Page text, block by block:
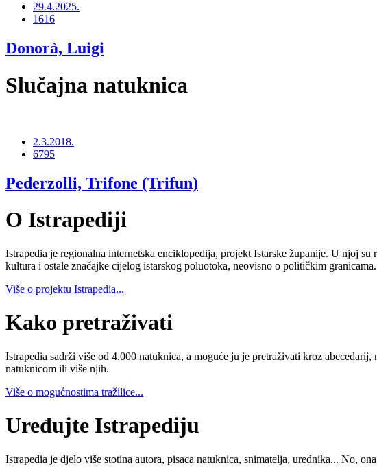
29.4.2025.
1616
Donorà, Luigi
Slučajna natuknica
2.3.2018.
6795
Pederzolli, Trifone (Trifun)
O Istrapediji
Istrapedia je regionalna internetska enciklopedija, projekt Istarske županije. U njoj
kultura i ostale značajke cijelog istarskog poluotoka, neovisno o političkim granicama.
Više o projektu Istrapedia...
Kako pretraživati
Istrapedia sadrži više od 4.000 natuknica, a moguće ju je pretraživati kroz
natuknicom ili više njih.
Više o mogućnostima tražilice...
Uređujte Istrapediju
Istrapedia je djelo više stotina autora, pisaca natuknica, snimatelja, urednika... No,